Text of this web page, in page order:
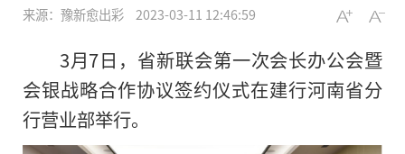
来源： 豫新愈出彩 2023-03-11 12:46:59
3月7日，省新联会第一次会长办公会暨
会银战略合作协议签约仪式在建行河南省分
行营业部举行。